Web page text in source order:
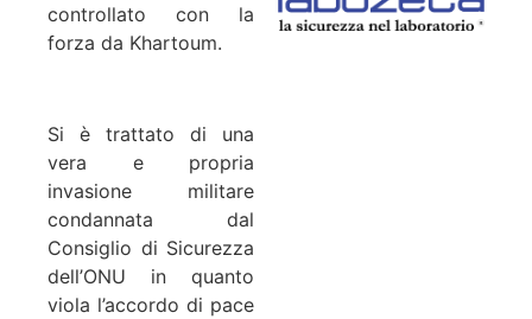
controllato con la
forza da Khartoum.
Si è trattato di una
vera e propria
invasione militare
condannata dal
Consiglio di Sicurezza
dell’ONU in quanto
viola l’accordo di pace